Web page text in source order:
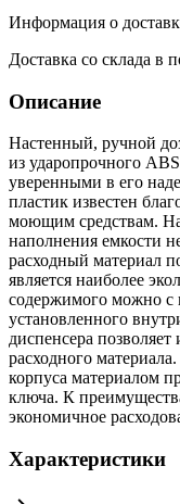
Информация о
Доставка со склада в
Описание
Настенный, ручной
из ударопрочного
уверенными в его
пластик известен
моющим средствам.
наполнения емкости
расходный материал
является наиболее
содержимого можно с
установленного
диспенсера
расходного
корпуса материалом
ключа. К
экономичное
Характеристики